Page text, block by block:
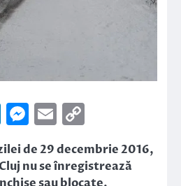
LinkedIn
Messenger
Email
Link
de 29 decembrie 2016,
nu se înregistrează